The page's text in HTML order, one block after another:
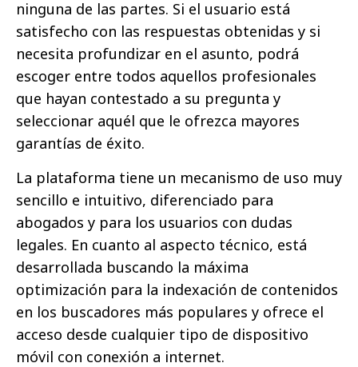
ninguna de las partes. Si el usuario está
satisfecho con las respuestas obtenidas y si
necesita profundizar en el asunto, podrá
escoger entre todos aquellos profesionales
que hayan contestado a su pregunta y
seleccionar aquél que le ofrezca mayores
garantías de éxito.
La plataforma tiene un mecanismo de uso muy
sencillo e intuitivo, diferenciado para
abogados y para los usuarios con dudas
legales. En cuanto al aspecto técnico, está
desarrollada buscando la máxima
optimización para la indexación de contenidos
en los buscadores más populares y ofrece el
acceso desde cualquier tipo de dispositivo
móvil con conexión a internet.